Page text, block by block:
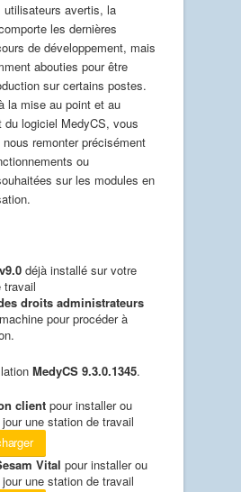
utilisateurs avertis, la
les dernières
de développement, mais
abouties pour être
sur certains postes.
la mise au point et au
du logiciel MedyCS, vous
remonter précisément
ou
sur les modules en
déjà installé sur votre
travail
droits administrateurs
pour procéder à
MedyCS 9.3.0.1345.
client pour installer ou
une station de travail
Vital pour installer ou
une station de travail